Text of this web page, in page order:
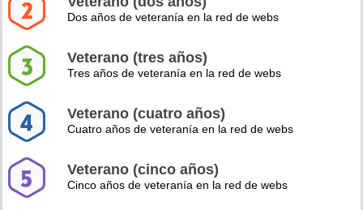
Dos años de veteranía en la red de webs
Veterano (tres años)
Tres años de veteranía en la red de webs
Veterano (cuatro años)
Cuatro años de veteranía en la red de webs
Veterano (cinco años)
Cinco años de veteranía en la red de webs